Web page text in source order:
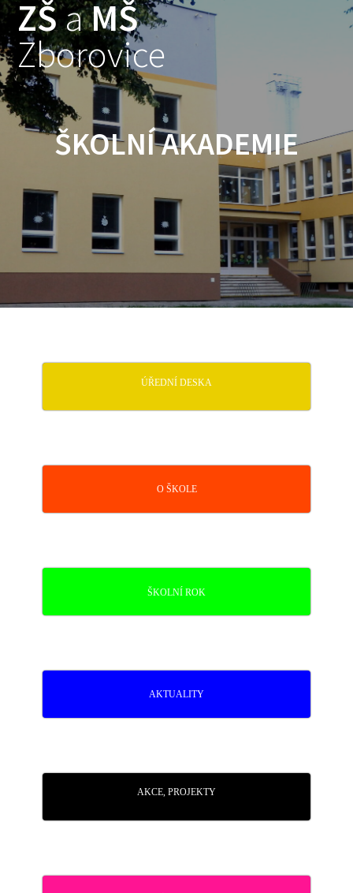
Skip
ZŠaMŠ
Zborovice
ŠKOLNÍ AKADEMIE
ÚŘEDNÍ DESKA
O ŠKOLE
ŠKOLNÍ ROK
AKTUALITY
AKCE, PROJEKTY